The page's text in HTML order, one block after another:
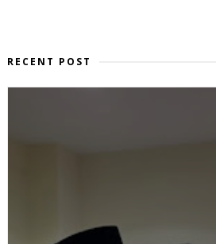
RECENT POST